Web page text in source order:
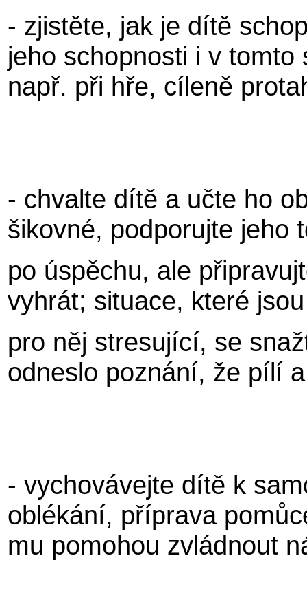
- zjistěte, jak je dítě
jeho schopnosti i v tomto
např. při hře, cíleně
- chvalte dítě a učte ho
šikovné, podporujte jeho
po úspěchu, ale
vyhrát; situace, které jsou
pro něj stresující, se
odneslo poznání, že pílí
- vychovávejte dítě k
oblékání, příprava
mu pomohou zvládnout